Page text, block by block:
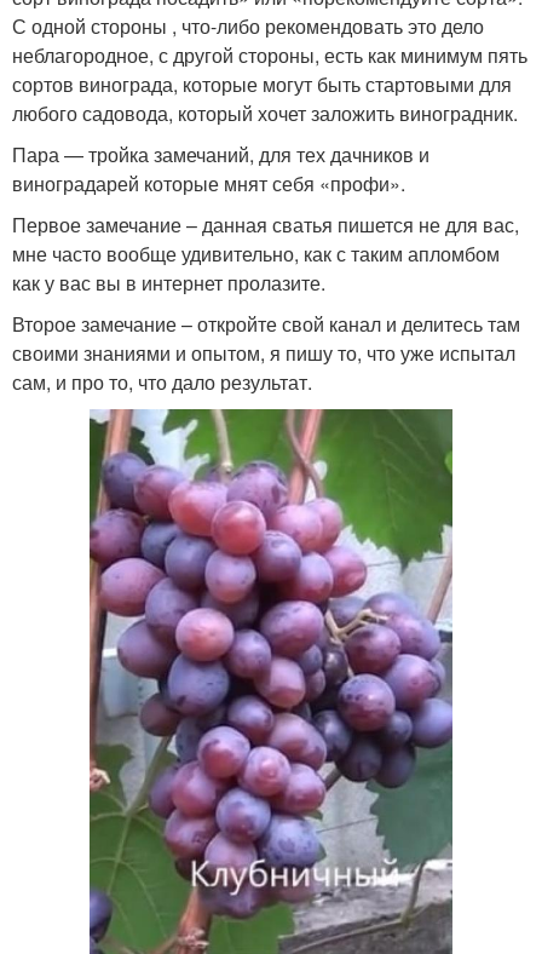
С одной стороны , что-либо рекомендовать это дело
неблагородное, с другой стороны, есть как минимум пять
сортов винограда, которые могут быть стартовыми для
любого садовода, который хочет заложить виноградник.
Пара — тройка замечаний, для тех дачников и
виноградарей которые мнят себя «профи».
Первое замечание – данная сватья пишется не для вас,
мне часто вообще удивительно, как с таким апломбом
как у вас вы в интернет пролазите.
Второе замечание – откройте свой канал и делитесь там
своими знаниями и опытом, я пишу то, что уже испытал
сам, и про то, что дало результат.